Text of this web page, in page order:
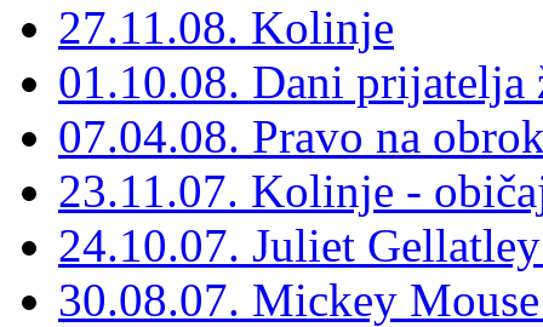
27.11.08. Kolinje
01.10.08. Dani
07.04.08. Pravo na
23.11.07. Kolinje -
24.10.07. Juliet
30.08.07. Mickey